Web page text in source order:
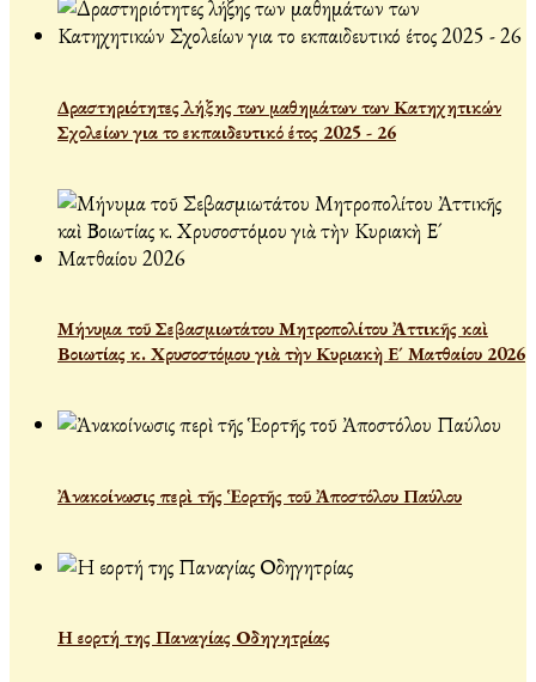
Δραστηριότητες λήξης των μαθημάτων των Κατηχητικών
Σχολείων για το εκπαιδευτικό έτος 2025 - 26
Μήνυμα τοῦ Σεβασμιωτάτου Μητροπολίτου Ἀττικῆς καὶ
Βοιωτίας κ. Χρυσοστόμου γιὰ τὴν Κυριακὴ Ε´ Ματθαίου 2026
Ἀνακοίνωσις περὶ τῆς Ἑορτῆς τοῦ Ἀποστόλου Παύλου
Η εορτή της Παναγίας Οδηγητρίας